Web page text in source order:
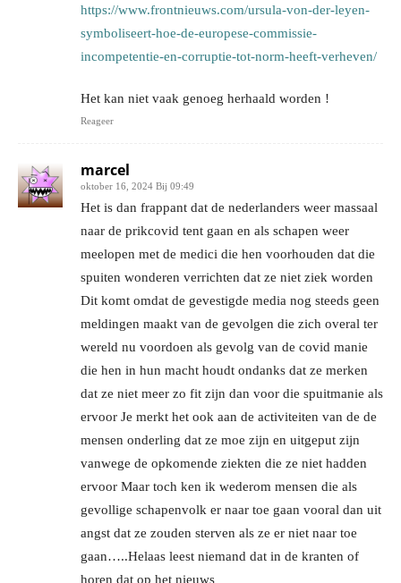
https://www.frontnieuws.com/ursula-von-der-leyen-
symboliseert-hoe-de-europese-commissie-
incompetentie-en-corruptie-tot-norm-heeft-verheven/
Het kan niet vaak genoeg herhaald worden !
Reageer
marcel
oktober 16, 2024 Bij 09:49
Het is dan frappant dat de nederlanders weer massaal
naar de prikcovid tent gaan en als schapen weer
meelopen met de medici die hen voorhouden dat die
spuiten wonderen verrichten dat ze niet ziek worden
Dit komt omdat de gevestigde media nog steeds geen
meldingen maakt van de gevolgen die zich overal ter
wereld nu voordoen als gevolg van de covid manie
die hen in hun macht houdt ondanks dat ze merken
dat ze niet meer zo fit zijn dan voor die spuitmanie als
ervoor Je merkt het ook aan de activiteiten van de de
mensen onderling dat ze moe zijn en uitgeput zijn
vanwege de opkomende ziekten die ze niet hadden
ervoor Maar toch ken ik wederom mensen die als
gevollige schapenvolk er naar toe gaan vooral dan uit
angst dat ze zouden sterven als ze er niet naar toe
gaan…..Helaas leest niemand dat in de kranten of
horen dat op het nieuws